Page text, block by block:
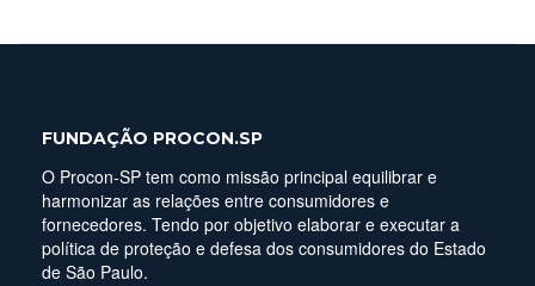
FUNDAÇÃO PROCON.SP
O Procon-SP tem como missão principal equilibrar e
harmonizar as relações entre consumidores e
fornecedores. Tendo por objetivo elaborar e executar a
política de proteção e defesa dos consumidores do Estado
de São Paulo.